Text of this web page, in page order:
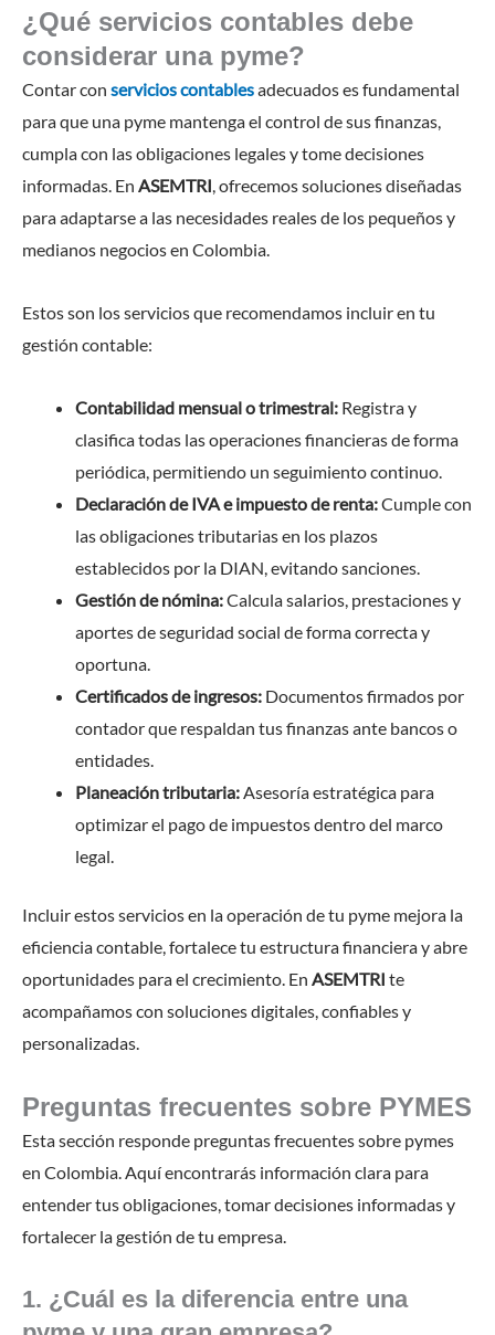
¿Qué servicios contables debe
considerar una pyme?
Contar con servicios contablesadecuados es fundamental
para que una pyme mantenga el control de sus finanzas,
cumpla con las obligaciones legales y tome decisiones
informadas. En ASEMTRI, ofrecemos soluciones diseñadas
para adaptarse a las necesidades reales de los pequeños y
medianos negocios en Colombia.
Estos son los servicios que recomendamos incluir en tu
gestión contable:
Contabilidad mensual o trimestral: Registra y
clasifica todas las operaciones financieras de forma
periódica, permitiendo un seguimiento continuo.
Declaración de IVA e impuesto de renta:Cumple con
las obligaciones tributarias en los plazos
establecidos por la DIAN, evitando sanciones.
Gestión de nómina:Calcula salarios, prestaciones y
aportes de seguridad social de forma correcta y
oportuna.
Certificados de ingresos: Documentos firmados por
contador que respaldan tus finanzas ante bancos o
entidades.
Planeación tributaria:Asesoría estratégica para
optimizar el pago de impuestos dentro del marco
legal.
Incluir estos servicios en la operación de tu pyme mejora la
eficiencia contable, fortalece tu estructura financiera y abre
oportunidades para el crecimiento. En ASEMTRI te
acompañamos con soluciones digitales, confiables y
personalizadas.
Preguntas frecuentes sobre PYMES
Esta sección responde preguntas frecuentes sobre pymes
en Colombia. Aquí encontrarás información clara para
entender tus obligaciones, tomar decisiones informadas y
fortalecer la gestión de tu empresa.
1. ¿Cuál es la diferencia entre una